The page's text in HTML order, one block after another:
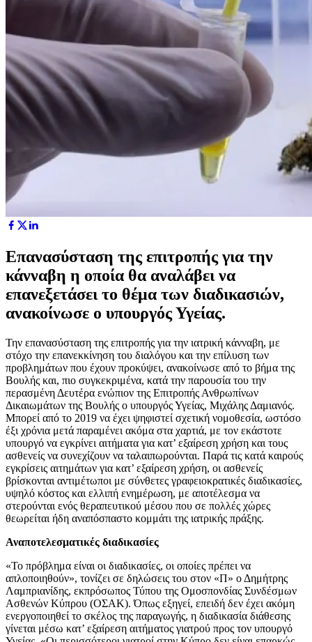
Επανασύσταση της επιτροπής για την
κάνναβη η οποία θα αναλάβει να
επανεξετάσει το θέμα των διαδικασιών,
ανακοίνωσε ο υπουργός Υγείας.
Την επανασύσταση της επιτροπής για την ιατρική κάνναβη, με
στόχο την επανεκκίνηση του διαλόγου και την επίλυση των
προβλημάτων που έχουν προκύψει, ανακοίνωσε από το βήμα της
Βουλής και, πιο συγκεκριμένα, κατά την παρουσία του την
περασμένη Δευτέρα ενώπιον της Επιτροπής Ανθρωπίνων
Δικαιωμάτων της Βουλής ο υπουργός Υγείας, Μιχάλης Δαμιανός.
Μπορεί από το 2019 να έχει ψηφιστεί σχετική νομοθεσία, ωστόσο
έξι χρόνια μετά παραμένει ακόμα στα χαρτιά, με τον εκάστοτε
υπουργό να εγκρίνει αιτήματα για κατ’ εξαίρεση χρήση και τους
ασθενείς να συνεχίζουν να ταλαιπωρούνται. Παρά τις κατά καιρούς
εγκρίσεις αιτημάτων για κατ’ εξαίρεση χρήση, οι ασθενείς
βρίσκονται αντιμέτωποι με σύνθετες γραφειοκρατικές διαδικασίες,
υψηλό κόστος και ελλιπή ενημέρωση, με αποτέλεσμα να
στερούνται ενός θεραπευτικού μέσου που σε πολλές χώρες
θεωρείται ήδη αναπόσπαστο κομμάτι της ιατρικής πράξης.
Αναποτελεσματικές διαδικασίες
«Το πρόβλημα είναι οι διαδικασίες, οι οποίες πρέπει να
απλοποιηθούν», τονίζει σε δηλώσεις του στον «Π» ο Δημήτρης
Λαμπριανίδης, εκπρόσωπος Τύπου της Ομοσπονδίας Συνδέσμων
Ασθενών Κύπρου (ΟΣΑΚ). Όπως εξηγεί, επειδή δεν έχει ακόμη
ενεργοποιηθεί το σκέλος της παραγωγής, η διαδικασία διάθεσης
γίνεται μέσω κατ’ εξαίρεση αιτήματος γιατρού προς τον υπουργό